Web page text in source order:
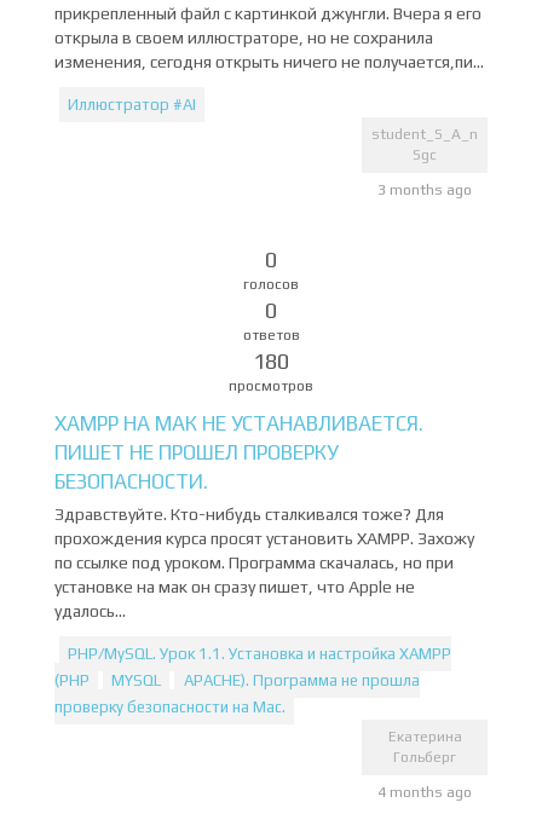
прикрепленный файл с картинкой джунгли. Вчера я его
открыла в своем иллюстраторе, но не сохранила
изменения, сегодня открыть ничего не получается,пи...
Иллюстратор #AI
student_S_A_n
Sgc
3 months ago
0
голосов
0
ответов
180
просмотров
XAMPP НА МАК НЕ УСТАНАВЛИВАЕТСЯ.
ПИШЕТ НЕ ПРОШЕЛ ПРОВЕРКУ
БЕЗОПАСНОСТИ.
Здравствуйте. Кто-нибудь сталкивался тоже? Для
прохождения курса просят установить XAMPP. Захожу
по ссылке под уроком. Программа скачалась, но при
установке на мак он сразу пишет, что Apple не
удалось...
PHP/MySQL. Урок 1.1. Установка и настройка XAMPP
(PHP
MYSQL
APACHE). Программа не прошла
проверку безопасности на Mac.
Екатерина
Гольберг
4 months ago